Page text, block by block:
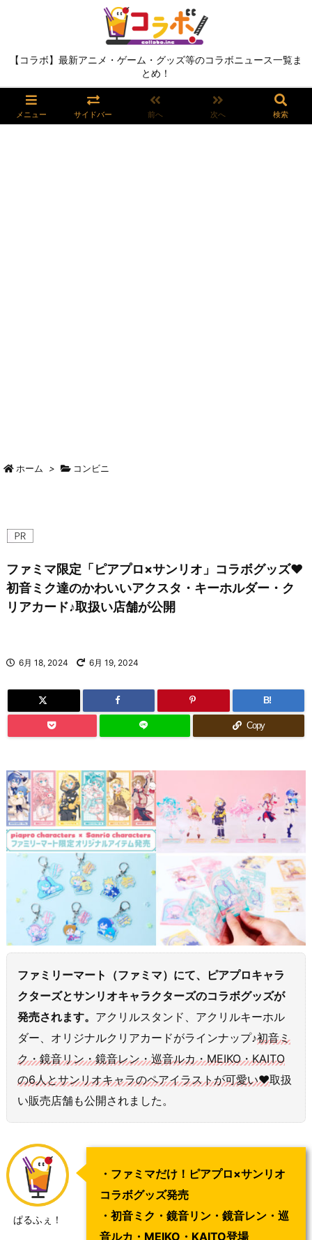
【コラボ】最新アニメ・ゲーム・グッズ等のコラボニュース一覧ま
とめ！
メニュー サイドバー 前へ 次へ 検索
ホーム > コンビニ
ファミマ限定「ピアプロ×サンリオ」コラボグッズ♥
初音ミク達のかわいいアクスタ・キーホルダー・ク
リアカード♪取扱い店舗が公開
6月 18, 2024 6月 19, 2024
B!
Copy
ファミリーマート（ファミマ）にて、ピアプロキャラ
クターズとサンリオキャラクターズのコラボグッズが
発売されます。 アクリルスタンド、アクリルキーホル
ダー、オリジナルクリアカードがラインナップ♪初音ミ
ク・鏡音リン・鏡音レン・巡音ルカ・MEIKO・KAITO
の6人とサンリオキャラのペアイラストが可愛い♥取扱
い販売店舗も公開されました。
ぱるふぇ！
・ファミマだけ！ピアプロ×サンリオ
コラボグッズ発売
・初音ミク・鏡音リン・鏡音レン・巡
音ルカ・MEIKO・KAITO登場